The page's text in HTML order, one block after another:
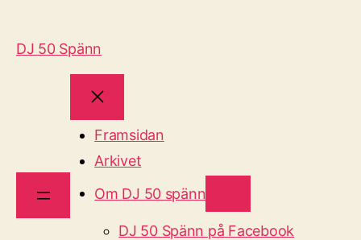
DJ 50 Spänn
Framsidan
Arkivet
Om DJ 50 spänn
DJ 50 Spänn på Facebook